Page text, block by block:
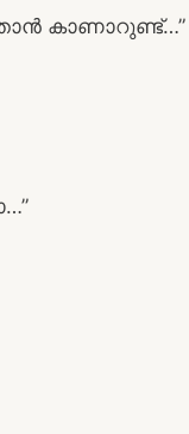
കാണാറുണ്ട്…”